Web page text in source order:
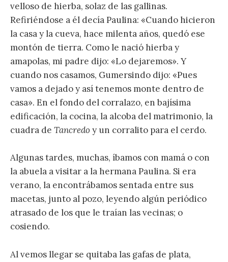
velloso de hierba, solaz de las gallinas.
Refiriéndose a él decía Paulina: «Cuando hicieron
la casa y la cueva, hace milenta años, quedó ese
montón de tierra. Como le nació hierba y
amapolas, mi padre dijo: «Lo dejaremos». Y
cuando nos casamos, Gumersindo dijo: «Pues
vamos a dejado y así tenemos monte dentro de
casa». En el fondo del corralazo, en bajísima
edificación, la cocina, la alcoba del matrimonio, la
cuadra de Tancredo y un corralito para el cerdo.
Algunas tardes, muchas, íbamos con mamá o con
la abuela a visitar a la hermana Paulina. Si era
verano, la encontrábamos sentada entre sus
macetas, junto al pozo, leyendo algún periódico
atrasado de los que le traían las vecinas; o
cosiendo.
Al vemos llegar se quitaba las gafas de plata,